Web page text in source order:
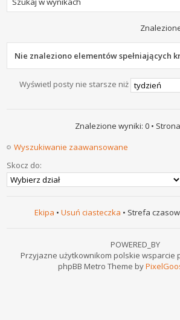
Nie znaleziono elementów spełniających
Wyświetl posty nie starsze niż
Znalezione wyniki: 0 • Strona
Wyszukiwanie zaawansowane
Skocz do:
Ekipa • Usuń ciasteczka • Strefa
POWERED_BY
Przyjazne użytkownikom polskie wsparcie
phpBB Metro Theme by